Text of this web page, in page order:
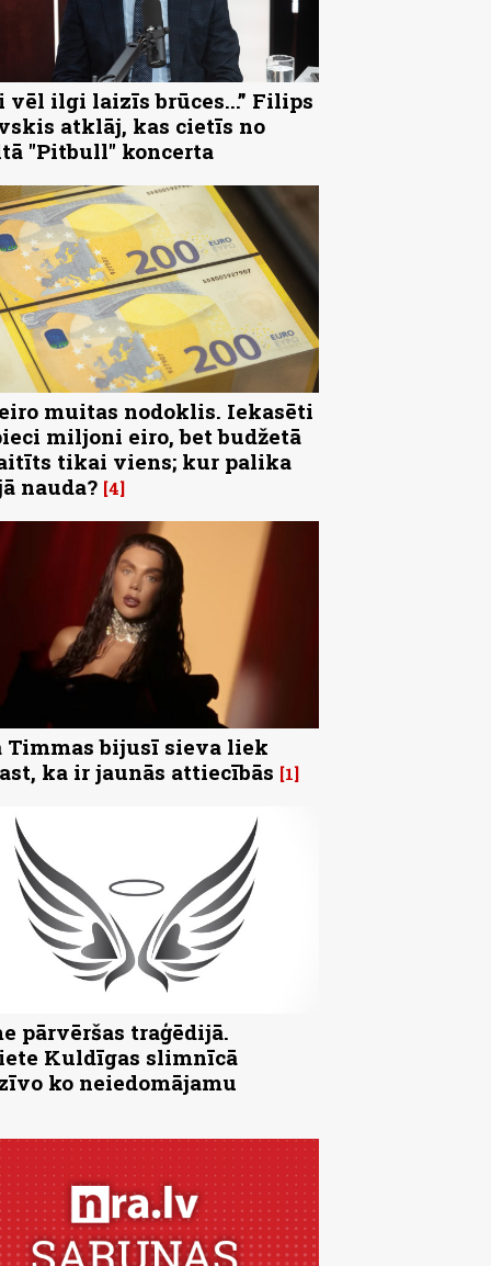
vēl ilgi laizīs brūces...” Filips
atklāj, kas cietīs no
"Pitbull" koncerta
muitas nodoklis. Iekasēti
miljoni eiro, bet budžetā
tikai viens; kur palika
nauda? 4
Timmas bijusī sieva liek
ka ir jaunās attiecībās 1
pārvēršas traģēdijā.
Kuldīgas slimnīcā
ko neiedomājamu